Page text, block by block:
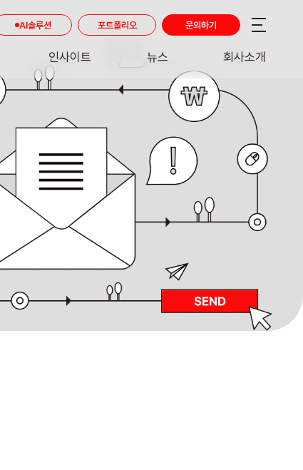
인사이트
INSIGHT
뉴스
NEWS
회사소개
AI솔루션 포트폴리오 문의하기